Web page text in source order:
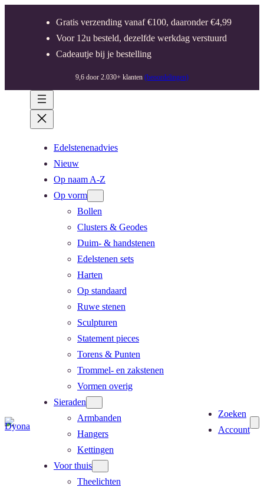
Gratis verzending vanaf €100, daaronder €4,99
Voor 12u besteld, dezelfde werkdag verstuurd
Cadeautje bij je bestelling
9,6 door 2.030+ klanten (beoordelingen)
Edelstenenadvies
Nieuw
Op naam A-Z
Op vorm
Bollen
Clusters & Geodes
Duim- & handstenen
Edelstenen sets
Harten
Op standaard
Ruwe stenen
Sculpturen
Statement pieces
Torens & Punten
Trommel- en zakstenen
Vormen overig
Sieraden
Armbanden
Hangers
Kettingen
Voor thuis
Theelichten
Zoeken
Account